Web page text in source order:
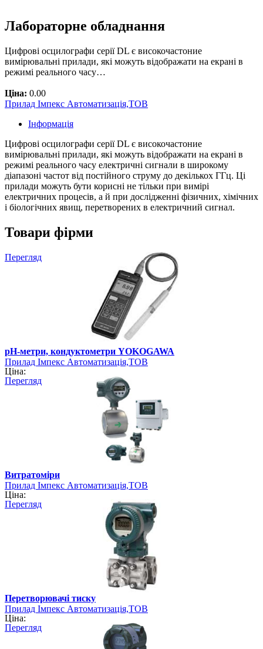
Лабораторне обладнання
Цифрові осцилографи серії DL є високочастоние
вимірювальні прилади, які можуть відображати на екрані в
режимі реального часу…
Ціна: 0.00
Прилад Імпекс Автоматизація,ТОВ
Інформація
Цифрові осцилографи серії DL є високочастоние
вимірювальні прилади, які можуть відображати на екрані в
режимі реального часу електричні сигнали в широкому
діапазоні частот від постійного струму до декількох ГГц. Ці
прилади можуть бути корисні не тільки при вимірі
електричних процесів, а й при дослідженні фізичних, хімічних
і біологічних явищ, перетворених в електричний сигнал.
Товари фірми
Перегляд
pH-метри, кондуктометри YOKOGAWA
Прилад Імпекс Автоматизація,ТОВ
Ціна:
Перегляд
Витратоміри
Прилад Імпекс Автоматизація,ТОВ
Ціна:
Перегляд
Перетворювачі тиску
Прилад Імпекс Автоматизація,ТОВ
Ціна:
Перегляд